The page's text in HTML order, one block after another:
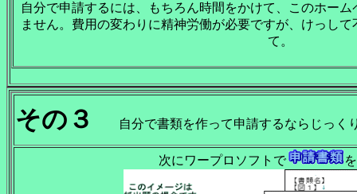
自分で申請するには、もちろん時間をかけて、このホー
ません。費用の変わりに精神労働が必要ですが、けっし
て。
その３ 自分で書類を作って申請するならじっく
次にワープロソフトで